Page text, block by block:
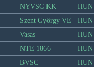
NYVSC KK HUN
Szent György VE HUN
Vasas HUN
NTE 1866 HUN
BVSC HUN